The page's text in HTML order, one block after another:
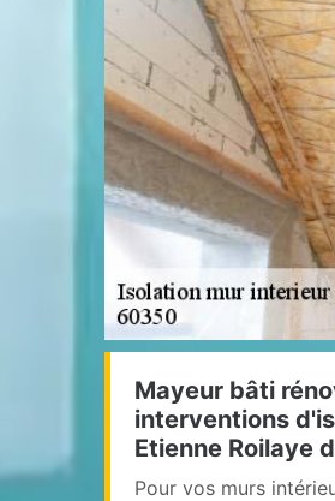
Mayeur bâti
interventions
Etienne Roilaye
Pour vos murs